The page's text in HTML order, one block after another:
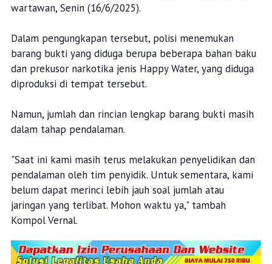
wartawan, Senin (16/6/2025).
Dalam pengungkapan tersebut, polisi menemukan
barang bukti yang diduga berupa beberapa bahan baku
dan prekusor narkotika jenis Happy Water, yang diduga
diproduksi di tempat tersebut.
Namun, jumlah dan rincian lengkap barang bukti masih
dalam tahap pendalaman.
"Saat ini kami masih terus melakukan penyelidikan dan
pendalaman oleh tim penyidik. Untuk sementara, kami
belum dapat merinci lebih jauh soal jumlah atau
jaringan yang terlibat. Mohon waktu ya," tambah
Kompol Vernal.